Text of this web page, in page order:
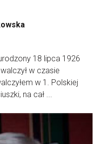
18 lipca 1926
w czasie
w 1. Polskiej
na cał ...